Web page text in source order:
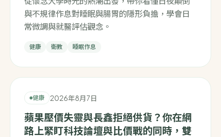
與不規律作息對睡眠與腸胃的隱形負擔，學會日
常微調與就醫評估觀念。
健康 衛教 睡眠作息
健康 2026年8月7日
蘋果壓價失靈與長鑫拒絕供貨？你在網
路上緊盯科技論壇與比價戰的同時，雙